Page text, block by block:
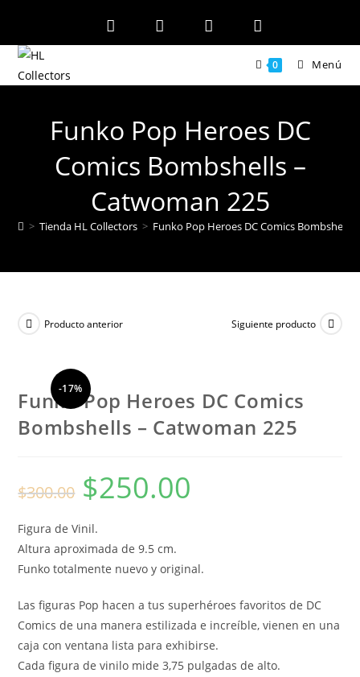
contenido
0 Menú
Funko Pop Heroes DC
Comics Bombshells –
Catwoman 225
> Tienda HL Collectors > Funko Pop Heroes DC Comics Bombshells
-17%
Producto anterior Siguiente producto
Funko Pop Heroes DC Comics
Bombshells – Catwoman 225
$300.00
El
precio
original
$300.00.
$250.00
Figura de Vinil.
Altura aproximada de 9.5 cm.
Funko totalmente nuevo y original.
Las figuras Pop hacen a tus superhéroes favoritos de DC
Comics de una manera estilizada e increíble, vienen en una
caja con ventana lista para exhibirse.
Cada figura de vinilo mide 3,75 pulgadas de alto.